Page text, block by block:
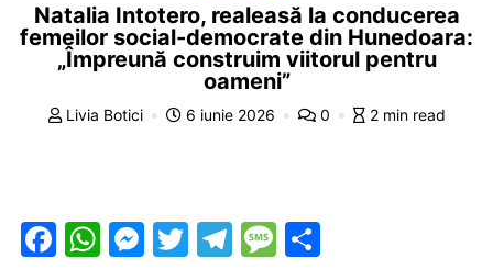
Natalia Intotero, realeasă la conducerea
femeilor social-democrate din Hunedoara:
„Împreună construim viitorul pentru
oameni”
Livia Botici 6 iunie 2026 0 2 min read
F
W M T
T
M